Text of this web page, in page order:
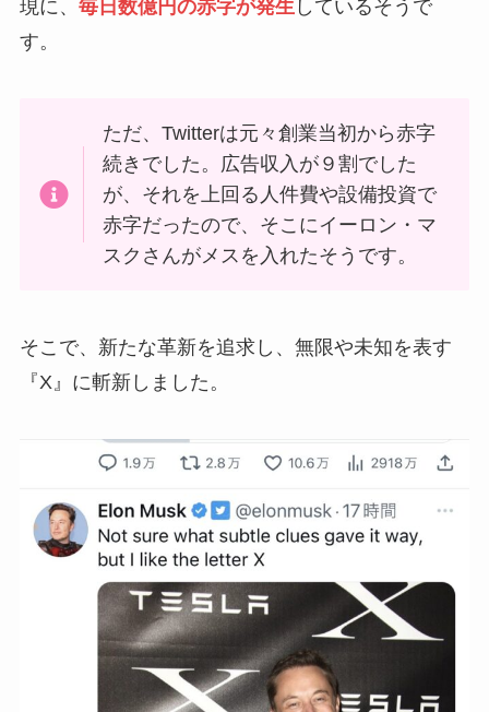
現に、 毎日数億円の赤字が発生しているそうで
す。
ただ、Twitterは元々創業当初から赤字
続きでした。広告収入が９割でした
が、それを上回る人件費や設備投資で
赤字だったので、そこにイーロン・マ
スクさんがメスを入れたそうです。
そこで、新たな革新を追求し、無限や未知を表す
『X』に斬新しました。